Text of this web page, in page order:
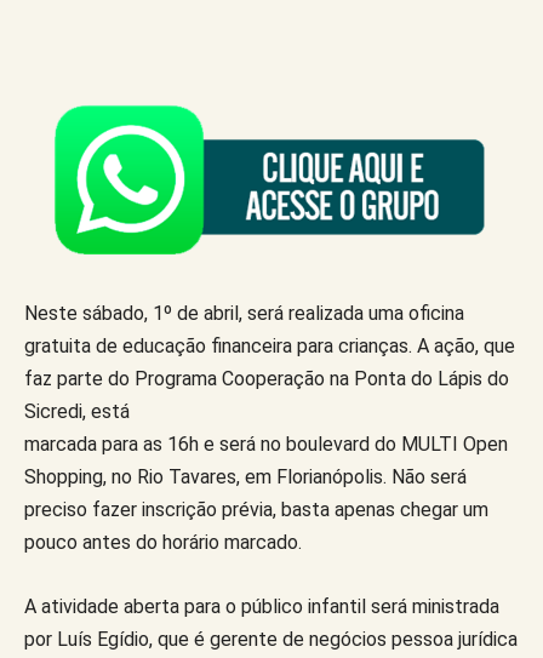
Neste sábado, 1º de abril, será realizada uma oficina
gratuita de educação financeira para crianças. A ação, que
faz parte do Programa Cooperação na Ponta do Lápis do
Sicredi, está
marcada para as 16h e será no boulevard do MULTI Open
Shopping, no Rio Tavares, em Florianópolis. Não será
preciso fazer inscrição prévia, basta apenas chegar um
pouco antes do horário marcado.
A atividade aberta para o público infantil será ministrada
por Luís Egídio, que é gerente de negócios pessoa jurídica